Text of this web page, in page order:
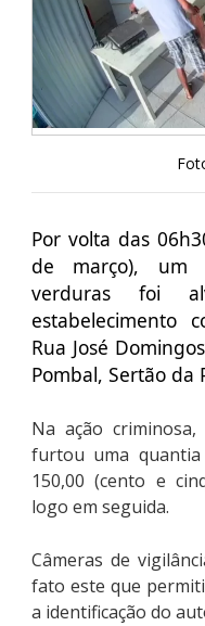
Por volta das
de março), um
verduras foi
estabelecimento
Rua José
Pombal, Sertão da
Na ação
furtou uma
150,00 (cento e
logo em seguida.
Câmeras de
fato este que
a identificação do